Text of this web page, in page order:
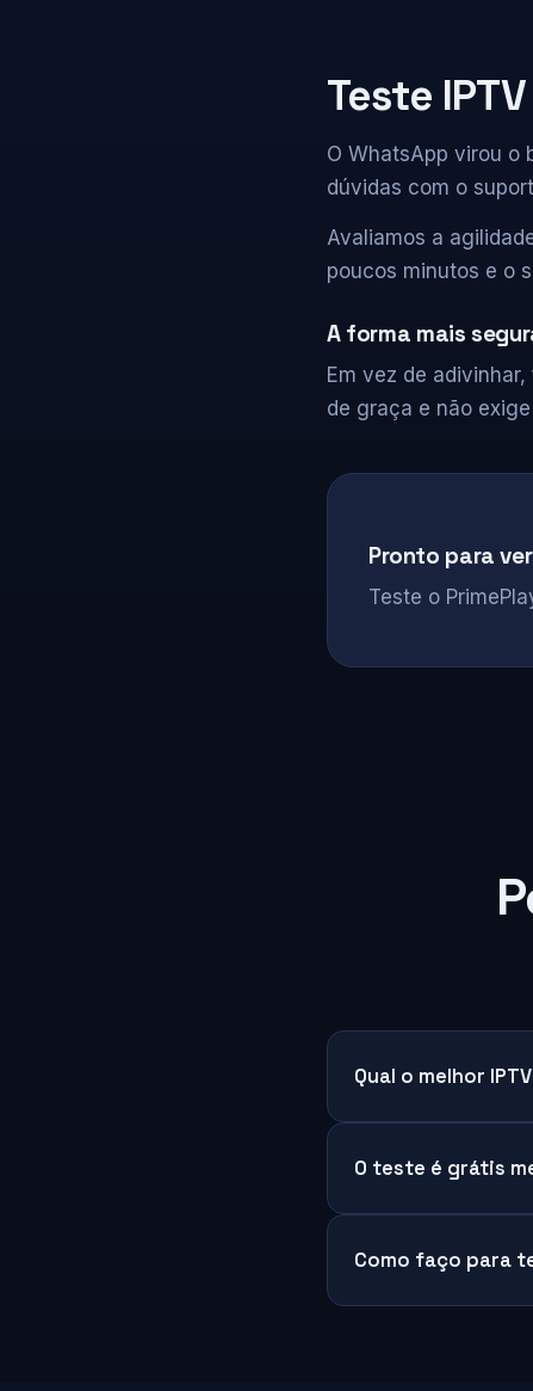
Teste
O WhatsApp virou o
dúvidas com o
Avaliamos a
poucos minutos e o
A forma mais
Em vez de
de graça e não
Pronto para
Teste o
Qual o melhor
O teste é grátis
Como faço para